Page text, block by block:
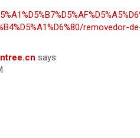
says: